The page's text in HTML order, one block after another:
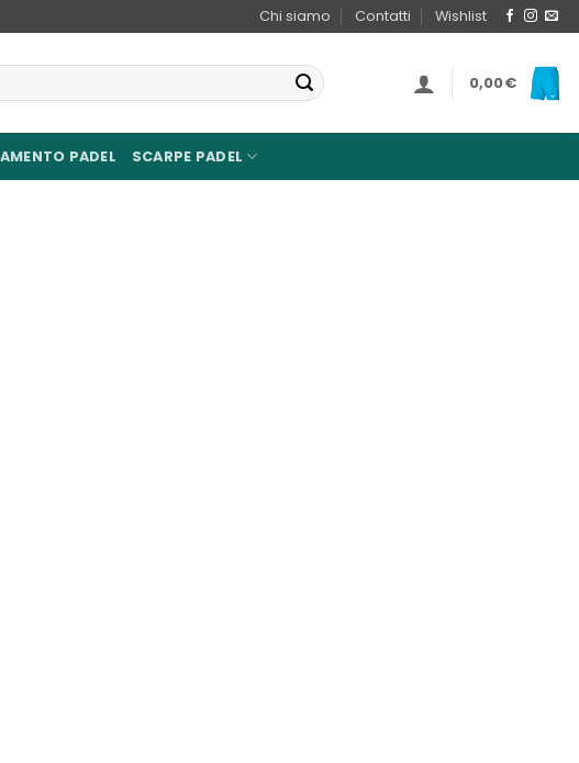
Chi siamo Contatti Wishlist
0,00€
PADEL SCARPE PADEL